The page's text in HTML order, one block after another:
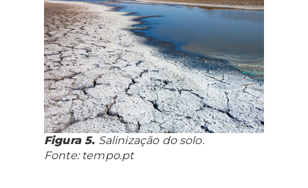
Figura 5. Salinização do solo.
Fonte: tempo.pt